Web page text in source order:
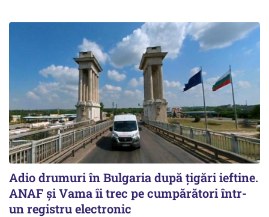
Adio drumuri în Bulgaria după țigări ieftine.
ANAF și Vama îi trec pe cumpărători într-
un registru electronic